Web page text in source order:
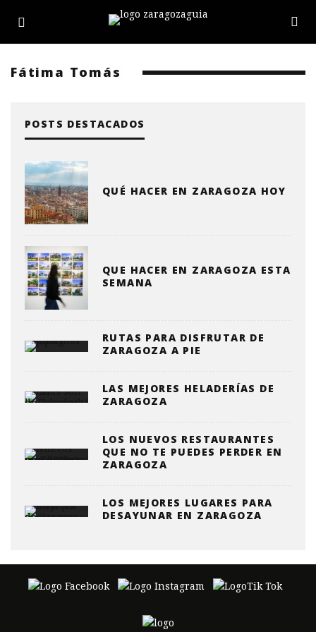
Fátima Tomás
POSTS DESTACADOS
QUÉ HACER EN ZARAGOZA HOY
QUE HACER EN ZARAGOZA ESTA
SEMANA
RUTAS PARA DISFRUTAR DE
ZARAGOZA A PIE
LAS MEJORES HELADERÍAS DE
ZARAGOZA
LOS NUEVOS RESTAURANTES
QUE NO TE PUEDES PERDER EN
ZARAGOZA
LOS MEJORES LUGARES PARA
DESAYUNAR EN ZARAGOZA